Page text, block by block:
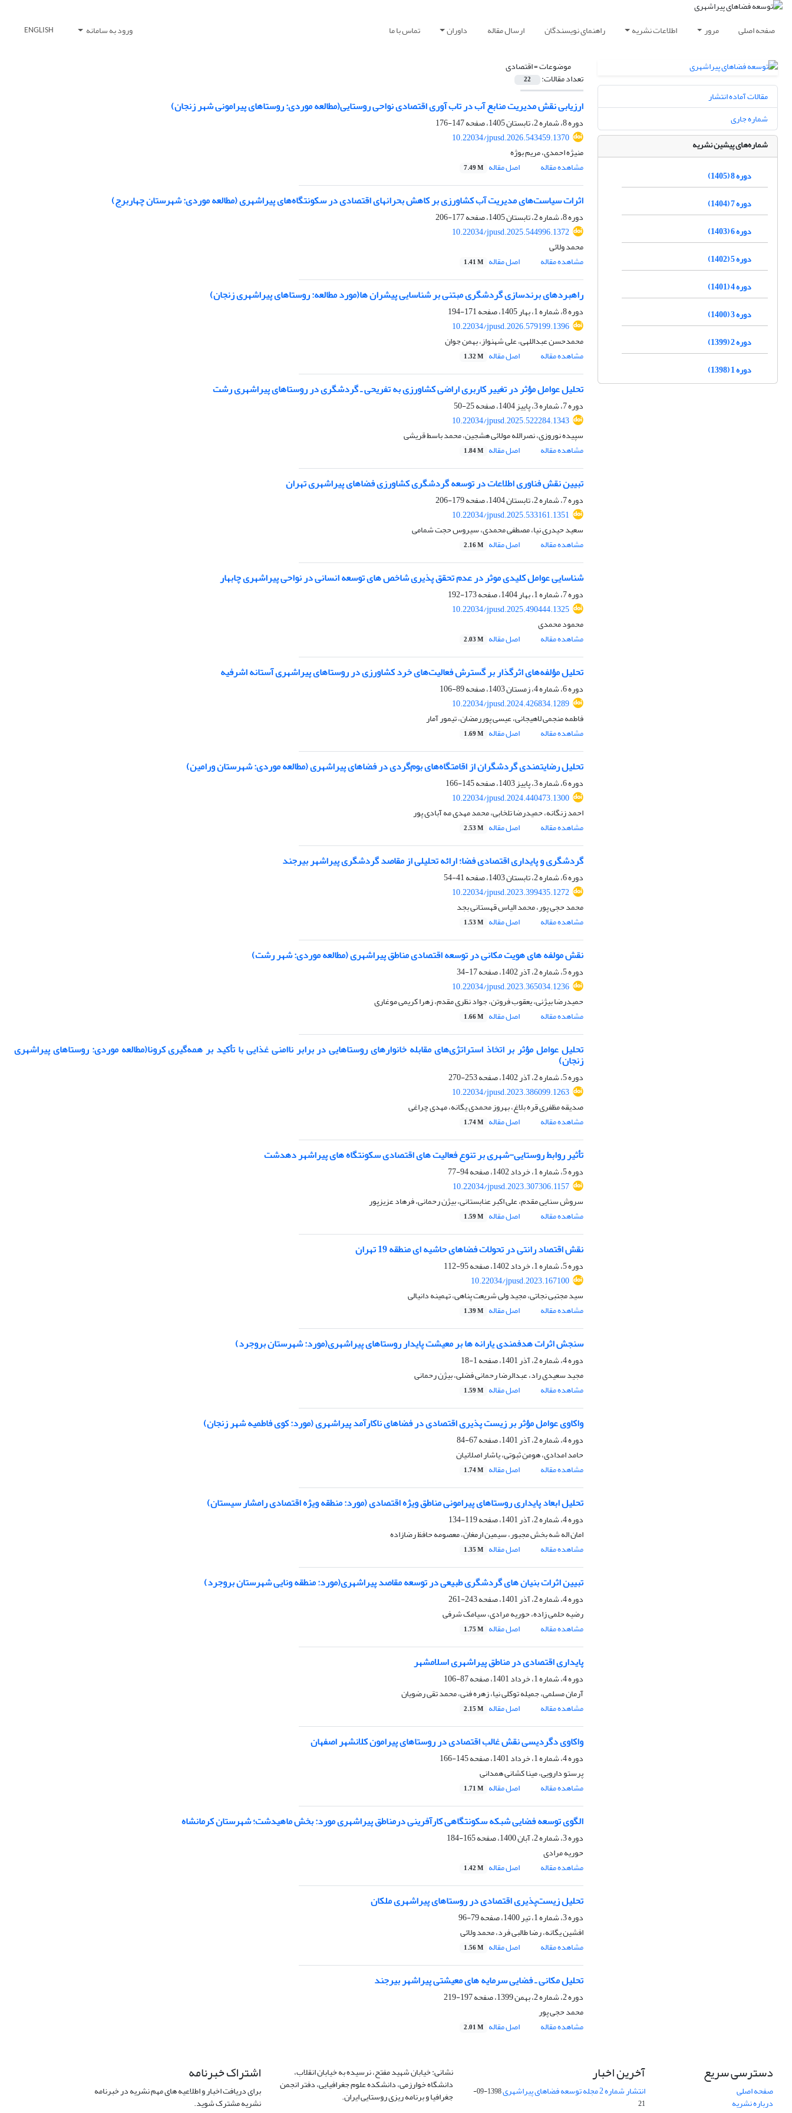
صفحه اصلی مرور اطلاعات نشریه راهنمای نویسندگان ارسال مقاله داوران تماس با ما ورود به سامانه ENGLISH
موضوعات =اقتصادی
تعداد مقالات: 22
ارزیابی نقش مدیریت منابع­ آب در تاب ­آوری ­اقتصادی نواحی­ روستایی(مطالعه موردی: روستاهای­ پیرامونی شهر زنجان)
دوره 8، شماره 2، تابستان 1405، صفحه
147-176
10.22034/jpusd.2026.543459.1370
منیژه احمدی، مریم بوژه
مشاهده مقاله
اصل مقاله 7.49 M
اثرات سیاست‌های مدیریت آب کشاورزی بر کاهش بحران­های اقتصادی در سکونتگاه‌های پیراشهری(مطالعه موردی: شهرستان چهاربرج)
دوره 8، شماره 2، تابستان 1405، صفحه
177-206
10.22034/jpusd.2025.544996.1372
محمد ولائی
مشاهده مقاله
اصل مقاله 1.41 M
راهبرد‌های برندسازی گردشگری مبتنی بر شناسایی پیشران ها(مورد مطالعه: روستاهای پیراشهری زنجان)
دوره 8، شماره 1، بهار 1405، صفحه
171-194
10.22034/jpusd.2026.579199.1396
محمدحسن عبداللهی، علی شهنواز، بهمن جوان
مشاهده مقاله
اصل مقاله 1.32 M
تحلیل عوامل مؤثر در تغییر کاربری اراضی کشاورزی به تفریحی ـ گردشگری در روستاهای پیراشهری رشت
دوره 7، شماره 3، پاییز 1404، صفحه
25-50
10.22034/jpusd.2025.522284.1343
سپیده نوروزی، نصرالله مولائی هشجین، محمد باسط قریشی
مشاهده مقاله
اصل مقاله 1.84 M
تبیین نقش فناوری اطلاعات در توسعه گردشگری کشاورزی فضاهای پیراشهری تهران
دوره 7، شماره 2، تابستان 1404، صفحه
179-206
10.22034/jpusd.2025.533161.1351
سعید حیدری نیا، مصطفی محمدی، سیروس حجت شمامی
مشاهده مقاله
اصل مقاله 2.16 M
شناسایی عوامل کلیدی موثر در عدم تحقق پذیری شاخص های توسعه انسانی در نواحی پیراشهری چابهار
دوره 7، شماره 1، بهار 1404، صفحه
173-192
10.22034/jpusd.2025.490444.1325
محمود محمدی
مشاهده مقاله
اصل مقاله 2.03 M
تحلیل مؤلفه‌های اثرگذار بر گسترش فعالیت‌های خرد کشاورزی در روستاهای پیراشهری آستانه اشرفیه
دوره 6، شماره 4، زمستان 1403، صفحه
89-106
10.22034/jpusd.2024.426834.1289
فاطمه منجمی لاهیجانی، عیسی پوررمضان، تیمور آمار
مشاهده مقاله
اصل مقاله 1.69 M
تحلیل رضایتمندی گردشگران از اقامتگاه‌های بوم‌گردی در فضاهای پیراشهری (مطالعه موردی: شهرستان ورامین)
دوره 6، شماره 3، پاییز 1403، صفحه
145-166
10.22034/jpusd.2024.440473.1300
احمد زنگانه، حمیدرضا تلخابی، محمد مهدی مه آبادی پور
مشاهده مقاله
اصل مقاله 2.53 M
گردشگری و پایداری اقتصادی فضا؛ ارائه تحلیلی از مقاصد گردشگری پیراشهر بیرجند
دوره 6، شماره 2، تابستان 1403، صفحه
41-54
10.22034/jpusd.2023.399435.1272
محمد حجی پور، محمد الیاس قهستانی بجد
مشاهده مقاله
اصل مقاله 1.53 M
نقش مولفه های هویت مکانی در توسعه اقتصادی مناطق پیراشهری (مطالعه موردی: شهر رشت)
دوره 5، شماره 2، آذر 1402، صفحه
17-34
10.22034/jpusd.2023.365034.1236
حمیدرضا بیژنی، یعقوب فروتن، جواد نظری مقدم، زهرا کریمی موغاری
مشاهده مقاله
اصل مقاله 1.66 M
تحلیل عوامل مؤثر بر اتخاذ استراتژی‌های مقابله خانوارهای روستاهایی در برابر ناامنی غذایی با تأکید بر همه‌گیری کرونا(مطالعه موردی: روستاهای پیراشهری
زنجان)
دوره 5، شماره 2، آذر 1402، صفحه
253-270
10.22034/jpusd.2023.386099.1263
صدیقه مظفری قره بلاغ، بهروز محمدی یگانه، مهدی چراغی
مشاهده مقاله
اصل مقاله 1.74 M
تأثیر روابط روستایی-شهری بر تنوع فعالیت های اقتصادی سکونتگاه های پیراشهر دهدشت
دوره 5، شماره 1، خرداد 1402، صفحه
94-77
10.22034/jpusd.2023.307306.1157
سروش سنایی مقدم، علی اکبر عنابستانی، بیژن رحمانی، فرهاد عزیزپور
مشاهده مقاله
اصل مقاله 1.59 M
نقش اقتصاد رانتی در تحولات فضاهای حاشیه ای منطقه 19 تهران
دوره 5، شماره 1، خرداد 1402، صفحه
95-112
10.22034/jpusd.2023.167100
سید مجتبی نجاتی، مجید ولی شریعت پناهی، تهمینه دانیالی
مشاهده مقاله
اصل مقاله 1.39 M
سنجش اثرات هدفمندی یارانه ها بر معیشت پایدار روستاهای پیراشهری(مورد: شهرستان بروجرد)
دوره 4، شماره 2، آذر 1401، صفحه
1-18
مجید سعیدی راد، عبدالرضا رحمانی فضلی، بیژن رحمانی
مشاهده مقاله
اصل مقاله 1.59 M
واکاوی عوامل مؤثر بر زیست پذیری اقتصادی در فضاهای ناکارآمد پیراشهری (مورد: کوی فاطمیه شهر زنجان)
دوره 4، شماره 2، آذر 1401، صفحه
67-84
حامد امدادی، هومن ثبوتی، یاشار اصلانیان
مشاهده مقاله
اصل مقاله 1.74 M
تحلیل ابعاد پایداری روستاهای پیرامونی مناطق ویژه اقتصادی (مورد: منطقه ویژه اقتصادی رامشار سیستان)
دوره 4، شماره 2، آذر 1401، صفحه
119-134
امان اله شه بخش مجبور، سیمین ارمغان، معصومه حافظ رضازاده
مشاهده مقاله
اصل مقاله 1.35 M
تبیین اثرات بنیان های گردشگری طبیعی در توسعه مقاصد پیراشهری(مورد: منطقه ونایی شهرستان بروجرد)
دوره 4، شماره 2، آذر 1401، صفحه
243-261
رضیه حلمی زاده، حوریه مرادی، سیامک شرفی
مشاهده مقاله
اصل مقاله 1.75 M
پایداری اقتصادی در مناطق پیراشهری اسلامشهر
دوره 4، شماره 1، خرداد 1401، صفحه
87-106
آرمان مسلمی، جمیله توکلی نیا، زهره فنی، محمد تقی رضویان
مشاهده مقاله
اصل مقاله 2.15 M
واکاوی دگردیسی نقش غالب اقتصادی در روستاهای پیرامون کلانشهر اصفهان
دوره 4، شماره 1، خرداد 1401، صفحه
145-166
پرستو دارویی، مینا کشانی همدانی
مشاهده مقاله
اصل مقاله 1.71 M
الگوی توسعه فضایی شبکه سکونتگاهی کارآفرینی درمناطق پیراشهری مورد: بخش ماهیدشت؛ شهرستان کرمانشاه
دوره 3، شماره 2، آبان 1400، صفحه
165-184
حوریه مرادی
مشاهده مقاله
اصل مقاله 1.42 M
تحلیل زیست‌پذیری اقتصادی در روستاهای پیراشهری ملکان
دوره 3، شماره 1، تیر 1400، صفحه
79-96
افشین یگانه، رضا طالبی فرد، محمد ولائی
مشاهده مقاله
اصل مقاله 1.56 M
تحلیل مکانی ـ فضایی سرمایه های معیشتی پیراشهر بیرجند
دوره 2، شماره 2، بهمن 1399، صفحه
197-219
محمد حجی پور
مشاهده مقاله
اصل مقاله 2.01 M
مقالات آماده انتشار
شماره جاری
شماره‌های پیشین نشریه
دوره 8 (1405)
دوره 7 (1404)
دوره 6 (1403)
دوره 5 (1402)
دوره 4 (1401)
دوره 3 (1400)
دوره 2 (1399)
دوره 1 (1398)
دسترسی سریع
صفحه اصلی
درباره نشریه
آخرین اخبار
انتشار شماره 2 مجله توسعه فضاهای پیراشهری
1398-09-
21
نشانی: خیابان شهید مفتح، نرسیده به خیابان انقلاب،
دانشگاه خوارزمی، دانشکده علوم جغرافیایی، دفتر انجمن
جغرافیا و برنامه ریزی روستایی ایران.
اشتراک خبرنامه
برای دریافت اخبار و اطلاعیه های مهم نشریه در خبرنامه
نشریه مشترک شوید.